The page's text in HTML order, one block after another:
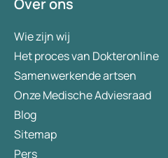
Over ons
Wie zijn wij
Het proces van Dokteronline
Samenwerkende artsen
Onze Medische Adviesraad
Blog
Sitemap
Pers